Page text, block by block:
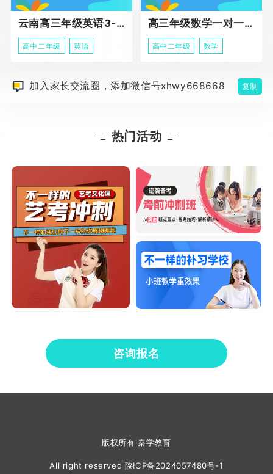
云南高三年级英语3-5人班组化辅导强化
高中二年级 英语
高三年级数学一对一高阶辅导冲刺课程
高中二年级 数学
加入家长交流圈，添加微信号xhwy668668 复制
热门活动
咨询报名
版权所有 秦学教育
All right reserved 陕ICP备2024057480号-1